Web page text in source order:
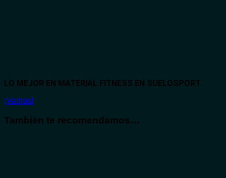
LO MEJOR EN MATERIAL FITNESS EN SUELOSPORT
¡Vamos!
También te recomendamos…